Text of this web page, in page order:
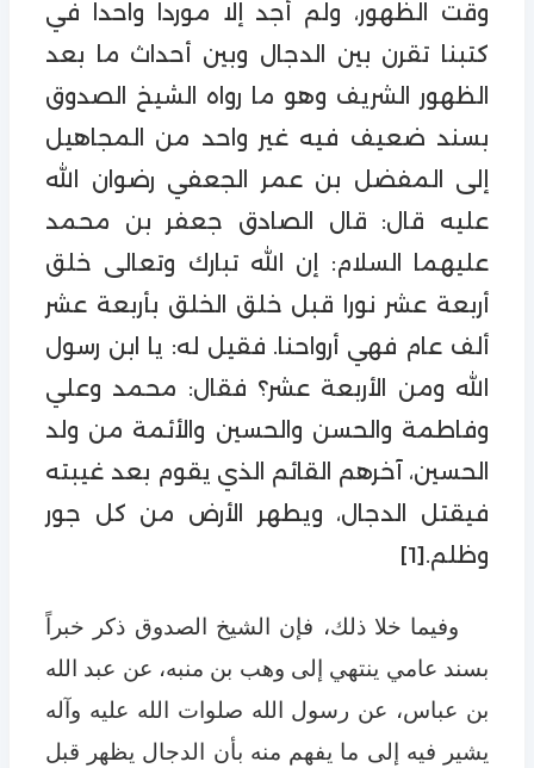
وقت الظهور، ولم أجد إلّا مورداً واحداً في
كتبنا تقرن بين الدجال وبين أحداث ما بعد
الظهور الشريف وهو ما رواه الشيخ الصدوق
بسند ضعيف فيه غير واحد من المجاهيل
إلى المفضل بن عمر الجعفي رضوان الله
عليه قال: قال الصادق جعفر بن محمد
عليهما السلام: إن الله تبارك وتعالى خلق
أربعة عشر نورا قبل خلق الخلق بأربعة عشر
ألف عام فهي أرواحنا. فقيل له: يا ابن رسول
الله ومن الأربعة عشر؟ فقال: محمد وعلي
وفاطمة والحسن والحسين والأئمة من ولد
الحسين، آخرهم القائم الذي يقوم بعد غيبته
فيقتل الدجال، ويطهر الأرض من كل جور
وظلم.[1]
وفيما خلا ذلك، فإن الشيخ الصدوق ذكر خبراً
بسند عامي ينتهي إلى وهب بن منبه، عن عبد الله
بن عباس، عن رسول الله صلوات الله عليه وآله
يشير فيه إلى ما يفهم منه بأن الدجال يظهر قبل